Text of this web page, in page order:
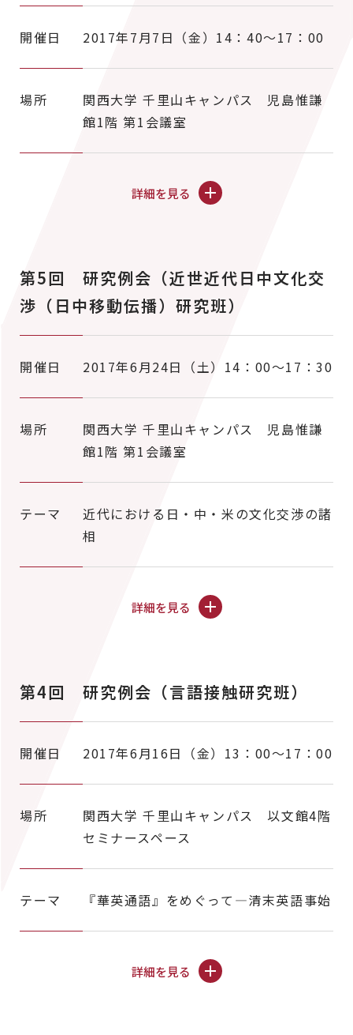
開催日 2017年7月7日（金）14：40～17：00
場所
関西大学 千里山キャンパス 児島惟謙
館1階 第1会議室
詳細を見る
第5回 研究例会（近世近代日中文化交
渉（日中移動伝播）研究班）
開催日 2017年6月24日（土）14：00～17：30
場所
関西大学 千里山キャンパス 児島惟謙
館1階 第1会議室
テーマ
近代における日・中・米の文化交渉の諸
相
詳細を見る
第4回 研究例会（言語接触研究班）
開催日 2017年6月16日（金）13：00～17：00
場所
関西大学 千里山キャンパス 以文館4階
セミナースペース
テーマ 『華英通語』をめぐって―清末英語事始
詳細を見る